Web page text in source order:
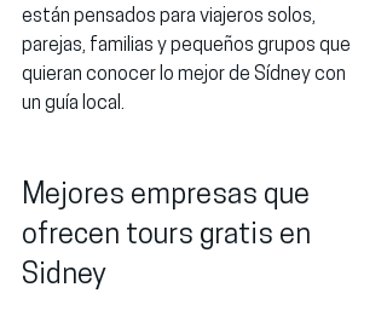
están pensados para viajeros solos,
parejas, familias y pequeños grupos que
quieran conocer lo mejor de Sídney con
un guía local.
Mejores empresas que
ofrecen tours gratis en
Sidney